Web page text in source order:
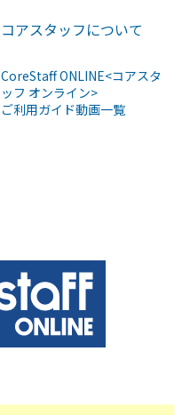
コアスタッフについて
CoreStaff ONLINE<コアスタ
ッフ オンライン>
ご利用ガイド動画一覧